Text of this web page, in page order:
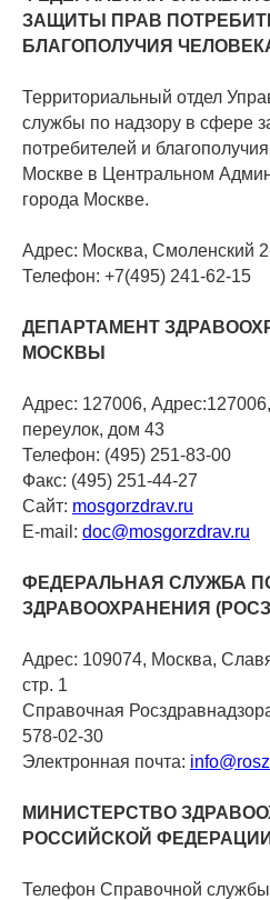
ЗАЩИТЫ ПРАВ
БЛАГОПОЛУЧИЯ
Территориальный отдел
службы по надзору в сфере
потребителей и
Москве в Центральном
города Москве.
Адрес: Москва, Смоленский
Телефон: +7(495) 241-62-15
ДЕПАРТАМЕНТ
МОСКВЫ
Адрес: 127006,
переулок, дом 43
Телефон: (495) 251-83-00
Факс: (495) 251-44-27
Сайт: mosgorzdrav.ru
Е-mail: doc@mosgorzdrav.ru
ФЕДЕРАЛЬНАЯ СЛУЖБА
ЗДРАВООХРАНЕНИЯ
Адрес: 109074, Москва,
стр. 1
Справочная
578-02-30
Электронная почта:
МИНИСТЕРСТВО
РОССИЙСКОЙ ФЕДЕРАЦИИ
Телефон Справочной